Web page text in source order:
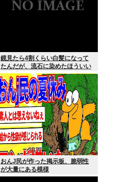
鏡見たら4割くらい白髪になって
たんだが、流石に染めたほういい
の ？半分おじいちゃんでドン引き
したわ
おんJ民が作った掲示板、脆弱性
が大量にある模様